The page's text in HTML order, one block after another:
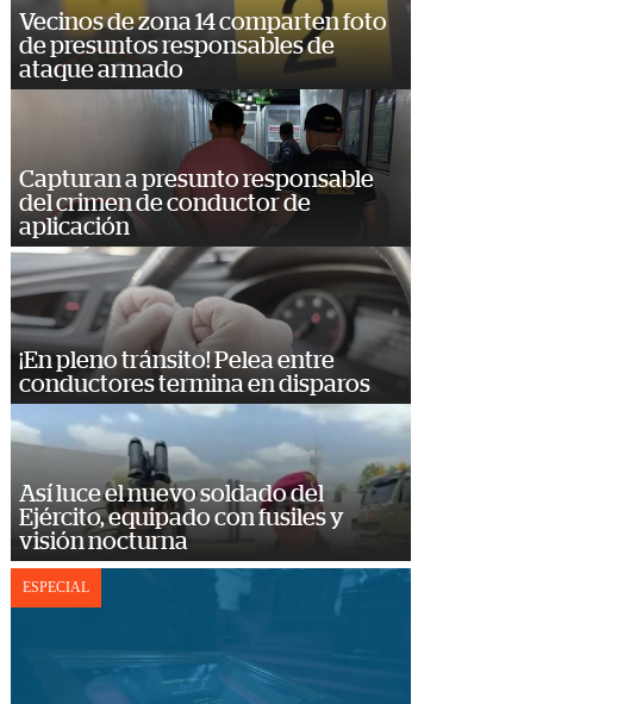
Vecinos de zona 14 comparten foto
de presuntos responsables de
ataque armado
Capturan a presunto responsable
del crimen de conductor de
aplicación
¡En pleno tránsito! Pelea entre
conductores termina en disparos
Así luce el nuevo soldado del
Ejército, equipado con fusiles y
visión nocturna
ESPECIAL